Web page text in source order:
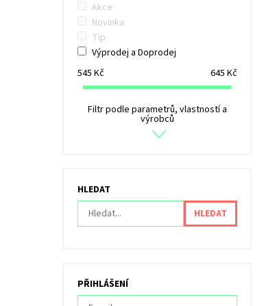
Akce
Novinka
Tip
Výprodej a Doprodej
545 Kč 645 Kč
Filtr podle parametrů, vlastností a
výrobců
HLEDAT
PŘIHLÁŠENÍ